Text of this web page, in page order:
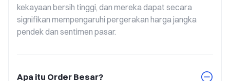
kekayaan bersih tinggi, dan mereka dapat secara
signifikan mempengaruhi pergerakan harga jangka
pendek dan sentimen pasar.
Apa itu Order Besar?